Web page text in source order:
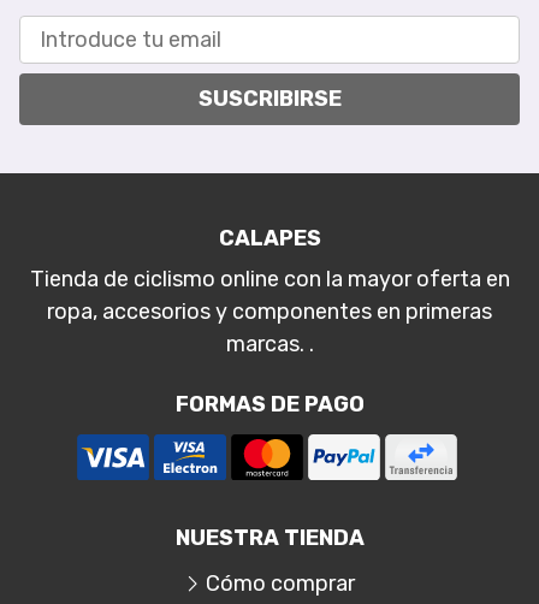
SUSCRIBIRSE
CALAPES
Tienda de ciclismo online con la mayor oferta en
ropa, accesorios y componentes en primeras
marcas. .
FORMAS DE PAGO
NUESTRA TIENDA
Cómo comprar